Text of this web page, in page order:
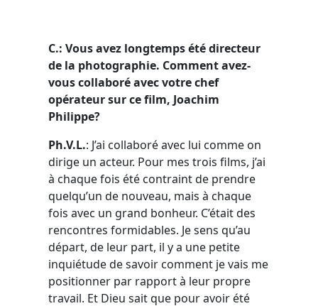
C.: Vous avez longtemps été directeur
de la photographie. Comment avez-
vous collaboré avec votre chef
opérateur sur ce film, Joachim
Philippe?
Ph.V.L.: J’ai collaboré avec lui comme on
dirige un acteur. Pour mes trois films, j’ai
à chaque fois été contraint de prendre
quelqu’un de nouveau, mais à chaque
fois avec un grand bonheur. C’était des
rencontres formidables. Je sens qu’au
départ, de leur part, il y a une petite
inquiétude de savoir comment je vais me
positionner par rapport à leur propre
travail. Et Dieu sait que pour avoir été